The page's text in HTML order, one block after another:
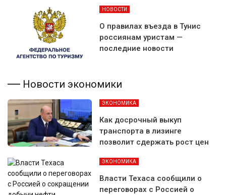
НОВОСТИ
О правилах въезда в Тунис
россиянам уристам —
последние новости
Новости экономики
ЭКОНОМИКА
Как досрочный выкуп
транспорта в лизинге
позволит сдержать рост цен
ЭКОНОМИКА
Власти Техаса сообщили о
переговорах с Россией о